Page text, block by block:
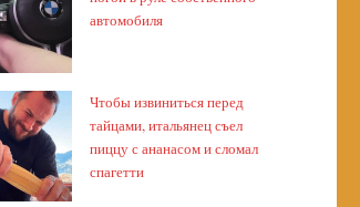
автомобиля
Чтобы извиниться перед
тайцами, итальянец съел
пиццу с ананасом и сломал
спагетти